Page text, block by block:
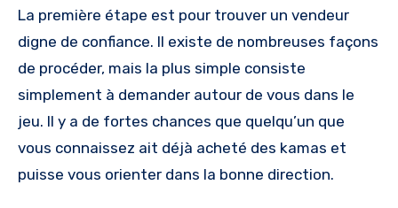
La première étape est pour trouver un vendeur
digne de confiance. Il existe de nombreuses façons
de procéder, mais la plus simple consiste
simplement à demander autour de vous dans le
jeu. Il y a de fortes chances que quelqu’un que
vous connaissez ait déjà acheté des kamas et
puisse vous orienter dans la bonne direction.